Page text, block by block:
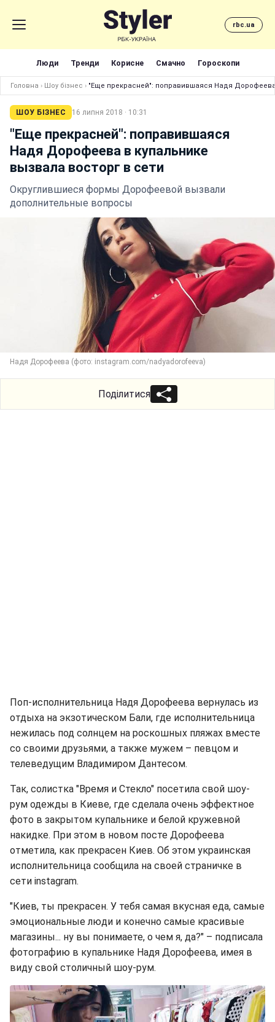
rbc.ua
Люди Тренди Корисне Смачно Гороскопи
Головна › Шоу бізнес › "Еще прекрасней": поправившаяся Надя Дорофеева
ШОУ БІЗНЕС 16 липня 2018 · 10:31
"Еще прекрасней": поправившаяся
Надя Дорофеева в купальнике
вызвала восторг в сети
Округлившиеся формы Дорофеевой вызвали
дополнительные вопросы
Надя Дорофеева (фото: instagram.com/nadyadorofeeva)
Поділитися
Поп-исполнительница Надя Дорофеева вернулась из
отдыха на экзотическом Бали, где исполнительница
нежилась под солнцем на роскошных пляжах вместе
со своими друзьями, а также мужем – певцом и
телеведущим Владимиром Дантесом.
Так, солистка "Время и Стекло" посетила свой шоу-
рум одежды в Киеве, где сделала очень эффектное
фото в закрытом купальнике и белой кружевной
накидке. При этом в новом посте Дорофеева
отметила, как прекрасен Киев. Об этом украинская
исполнительница сообщила на своей страничке в
сети instagram.
"Киев, ты прекрасен. У тебя самая вкусная еда, самые
эмоциональные люди и конечно самые красивые
магазины... ну вы понимаете, о чем я, да?" – подписала
фотографию в купальнике Надя Дорофеева, имея в
виду свой столичный шоу-рум.